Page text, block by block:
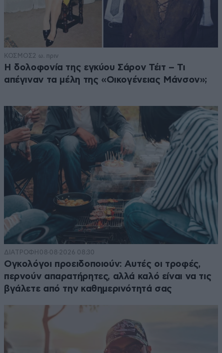
ΚΟΣΜΟΣ2 ω. πριν
Η δολοφονία της εγκύου Σάρον Τέιτ – Τι
απέγιναν τα μέλη της «Οικογένειας Μάνσον»;
ΔΙΑΤΡΟΦΗ 08·08·2026 08:30
Ογκολόγοι προειδοποιούν: Αυτές οι τροφές,
περνούν απαρατήρητες, αλλά καλό είναι να τις
βγάλετε από την καθημερινότητά σας